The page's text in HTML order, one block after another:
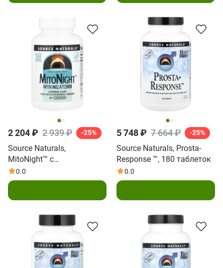
2 204 ₽ 2 939 ₽ -25%
Source Naturals,
MitoNight™ с
мелатонином, 60 капсул
0.0
5 748 ₽ 7 664 ₽ -25%
Source Naturals, Prosta-
Response ™, 180 таблеток
0.0